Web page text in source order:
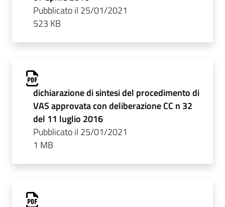
Pubblicato il 25/01/2021
523 KB
dichiarazione di sintesi del procedimento di
VAS approvata con deliberazione CC n 32
del 11 luglio 2016
Pubblicato il 25/01/2021
1 MB